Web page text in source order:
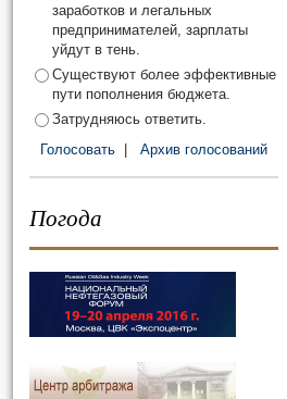
заработков и легальных
предпринимателей, зарплаты
уйдут в тень.
Существуют более эффективные
пути пополнения бюджета.
Затрудняюсь ответить.
Голосовать
Архив голосований
Погода